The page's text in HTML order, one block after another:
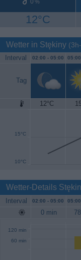
0 %
12°C
Wetter in Stękiny
Interval 02:00 - 05:00
Tag
12°C
10°C
15°C
20°C
Wetter-Details
Interval 02:00 - 05:00
0 min
60 min
120 min